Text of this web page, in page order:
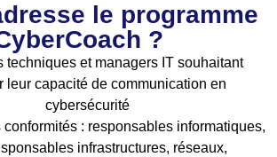
le programme
?
techniques et managers IT souhaitant
leur capacité de communication en
cybersécurité
: responsables informatiques,
infrastructures, réseaux,